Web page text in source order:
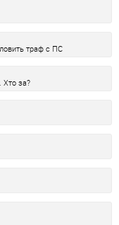
траф с ПС
Хто за?